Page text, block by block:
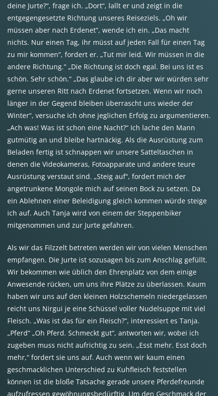
deine Jurte?“, frage ich. „Dort“, lallt er und zeigt in die
entgegengesetzte Richtung unseres Reiseziels. „Oh wir
müssen aber nach Erdenet“, wende ich ein. „Das macht
nichts. Nur einen Tag, ihr müsst auf jeden Fall für einen Tag
zu mir kommen“, fordert er. „Tut mir leid. Wir müssen in die
andere Richtung.“ „Die Richtung ist doch egal. Bei uns ist es
schön. Sehr schön.“ „Das glaube ich dir aber wir würden sehr
gerne unseren Ritt nach Erdenet fortsetzen. Wenn wir noch
länger in der Gegend bleiben überrascht uns wieder der
Winter“, versuche ich ohne jeglichen Erfolg zu argumentieren.
„Ach was! Was ist schon eine Nacht?“ Ich lache den Mann
gutmütig an und bleibe hartnäckig. Als die Ausrüstung zum
Beladen fertig ist schnappen wir unsere Satteltaschen in
denen die Videokameras, Fotoapparate und andere teure
Ausrüstung verstaut sind. „Steig auf“, fordert mich der
angetrunkene Mongole mich auf seinen Bock zu setzen. Da
ein Ablehnen einer Beleidigung gleich kommen würde steige
ich auf. Auch Tanja wird von einem der Steppenbiker
mitgenommen und zur Jurte gefahren.
Als wir das Filzzelt betreten werden wir von vielen Menschen
empfangen. Die Jurte ist sozusagen bis zum Anschlag gefüllt.
Wir bekommen wie üblich den Ehrenplatz von dem einige
Anwesende rücken, um uns ihre Plätze zu überlassen. Kaum
haben wir uns auf den kleinen Holzschemeln niedergelassen
reicht uns Nirgui je eine Schüssel voller Nudelsuppe mit viel
Fleisch. „Was ist das für ein Fleisch?“, interessiert es Tanja.
„Pferd“ „Oh Pferd. Schmeckt gut“, antworten wir, wobei ich
zugeben muss nicht aufrichtig zu sein. „Esst mehr. Esst doch
mehr,“ fordert sie uns auf. Auch wenn wir kaum einen
geschmacklichen Unterschied zu Kuhfleisch feststellen
können ist die bloße Tatsache gerade unsere Pferdefreunde
aufzufressen gewöhnungsbedürftig. Um den Geschmack der